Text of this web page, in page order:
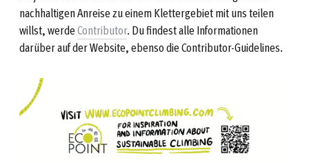
nachhaltigen Anreise zu einem Klettergebiet mit uns teilen
willst, werdeContributor. Du findest alle Informationen
darüber auf der Website, ebenso die Contributor-Guidelines.